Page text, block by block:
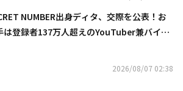
NUMBER出身ディタ、交際を公表！お
は登録者137万人超えのYouTuber兼バイオ
2026/08/07 02:38